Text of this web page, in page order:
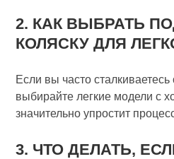
2. КАК ВЫБРАТЬ
КОЛЯСКУ ДЛЯ
Если вы часто
выбирайте легкие модели с
значительно упростит
3. ЧТО ДЕЛАТЬ,